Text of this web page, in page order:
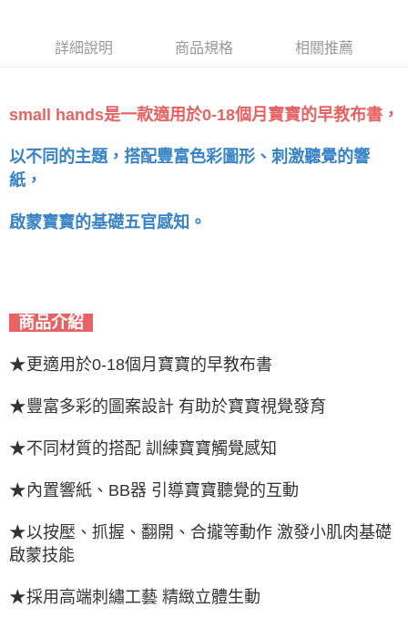
詳細說明 商品規格 相關推薦
small hands是一款適用於0-18個月寶寶的早教布書，
以不同的主題，搭配豐富色彩圖形、刺激聽覺的響
紙，
啟蒙寶寶的基礎五官感知。
商品介紹
★更適用於0-18個月寶寶的早教布書
★豐富多彩的圖案設計 有助於寶寶視覺發育
★不同材質的搭配 訓練寶寶觸覺感知
★內置響紙、BB器 引導寶寶聽覺的互動
★以按壓、抓握、翻開、合攏等動作 激發小肌肉基礎
啟蒙技能
★採用高端刺繡工藝 精緻立體生動